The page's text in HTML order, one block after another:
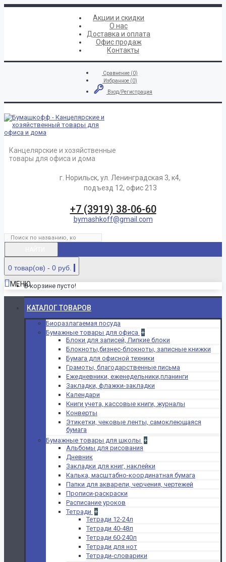
Акции и скидки
О нас
Доставка и оплата
Офис продаж
Контакты
Сравнение (0)
Избранное (0)
Вход/Регистрация
Канцелярские и хозяйственные
товары для офиса и дома
г. Норильск, ул. Ленинградская 3, к4,
подъезд 12, офис 213
+7 (3919) 38-06-60
bymashkoff@gmail.com
0 товар(ов) - 0 руб.
В корзине пусто!
МЕНЮ
КАТАЛОГ ТОВАРОВ
Биоразлагаемая посуда
Бумажные товары для офиса +
Блоки для записей, Липкие блоки
Блокноты,бизнес-блокноты, записные книжки
Бумага для офисной техники
Грамоты, благодарственные письма
Ежедневники, еженедельники,планинги
Закладки, флажки-закладки
Календари
Книги учета, кассовые книги, журналы
Конверты
Этикетки, чековые ленты, самоклеющаяся
бумага
Бумажные товары для школы +
Альбомы для рисования
Дневник
Закладки для книг, наклейки
Калька, масштабно-координатная бумага
Папки для акварели, черчения, чертежей
Прописи-раскраски
Расписание уроков
Тетради +
Тетради 12-24л
Тетради 40-48л
Тетради 60-240л
Тетради для нот
Тетради-словарики